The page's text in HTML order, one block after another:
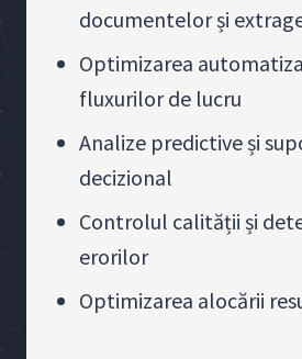
documentelor și
Optimizarea
fluxurilor de lucru
Analize predictive și
decizional
Controlul calității și
erorilor
Optimizarea alocării